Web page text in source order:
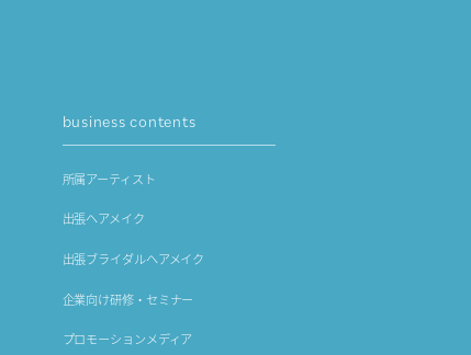
business contents
所属アーティスト
出張ヘアメイク
出張ブライダルヘアメイク
企業向け研修・セミナー
プロモーションメディア